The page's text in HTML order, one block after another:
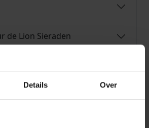
Details Over
de Lion Sieraden